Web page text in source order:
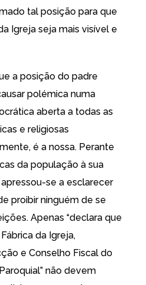
tal posição para que
Igreja seja mais visível e
a posição do padre
polémica numa
aberta a todas as
e religiosas
é a nossa. Perante
da população à sua
se a esclarecer
proibir ninguém de se
Apenas “declara que
da Igreja,
e Conselho Fiscal do
não devem